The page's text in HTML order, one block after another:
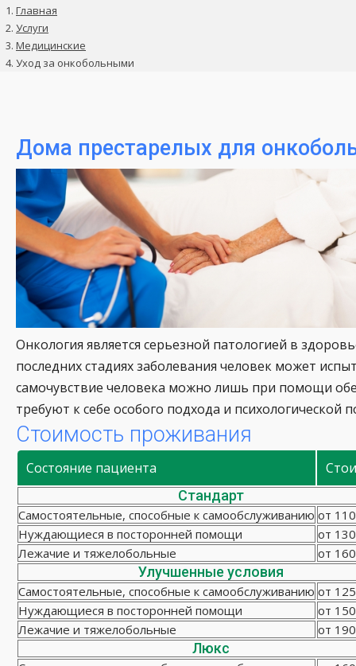
Главная
Услуги
Медицинские
Уход за онкобольными
Дома престарелых для
Онкология является серьезной патологией в
последних стадиях заболевания человек может
самочувствие человека можно лишь при помощи
требуют к себе особого подхода и
Стоимость проживания
Состояние пациента
Стандарт
Самостоятельные, способные к самообслуживанию от
Нуждающиеся в посторонней помощи
от
Лежачие и тяжелобольные
от
Улучшенные условия
Самостоятельные, способные к самообслуживанию от
Нуждающиеся в посторонней помощи
от
Лежачие и тяжелобольные
от
Люкс